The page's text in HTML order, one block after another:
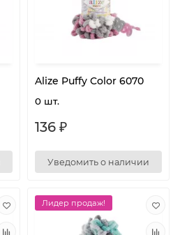
Alize Puffy Color 6070
0 шт.
136 ₽
Уведомить о наличии
Лидер продаж!